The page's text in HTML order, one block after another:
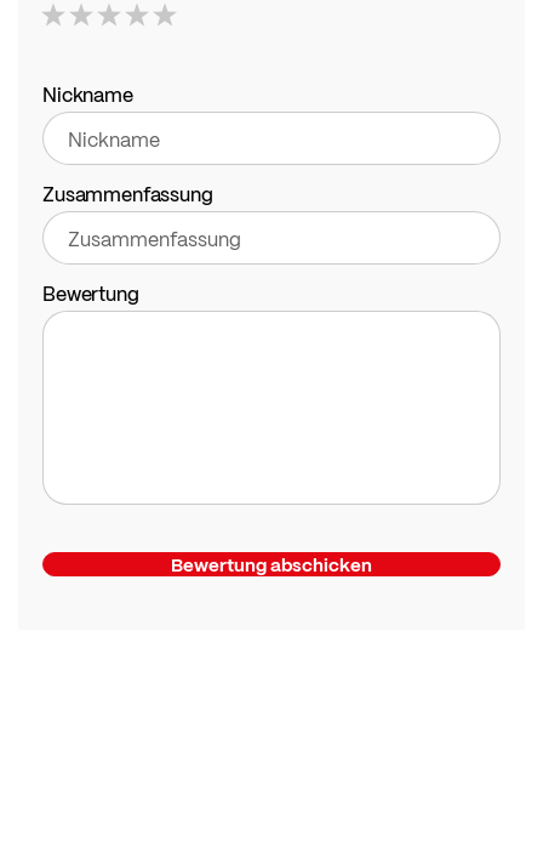
star
stars
stars
stars
stars
Nickname
Zusammenfassung
Bewertung
Bewertung abschicken